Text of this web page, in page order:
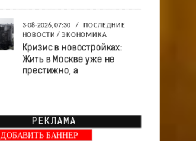
3-08-2026, 07:30 /
ПОСЛЕДНИЕ
НОВОСТИ / ЭКОНОМИКА
Кризис в новостройках:
Жить в Москве уже не
престижно, а
РЕКЛАМА
ДОБАВИТЬ БАННЕР